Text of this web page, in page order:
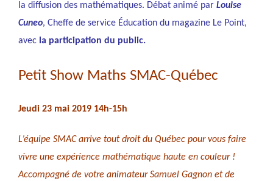
la diffusion des mathématiques. Débat animé par Louise
Cuneo, Cheffe de service Éducation du magazine Le Point,
avec la participation du public.
Petit Show Maths SMAC-Québec
Jeudi 23 mai 2019 14h-15h
L’équipe SMAC arrive tout droit du Québec pour vous faire
vivre une expérience mathématique haute en couleur !
Accompagné de votre animateur Samuel Gagnon et de